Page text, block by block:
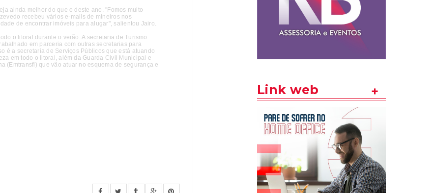
ainda melhor do que o deste ano. "Fomos muito
recebeu vários e-mails de mineiros nos
de encontrar imóveis para alugar", salientou Jairo.
o litoral durante o verão. A secretaria de Turismo
em parceria com outras secretarias para
é a secretaria de Serviços Públicos que está atuando
em todo o litoral, além da Guarda Civil Municipal e
(Emtransfi) que vão atuar no esquema de segurança e
Link web